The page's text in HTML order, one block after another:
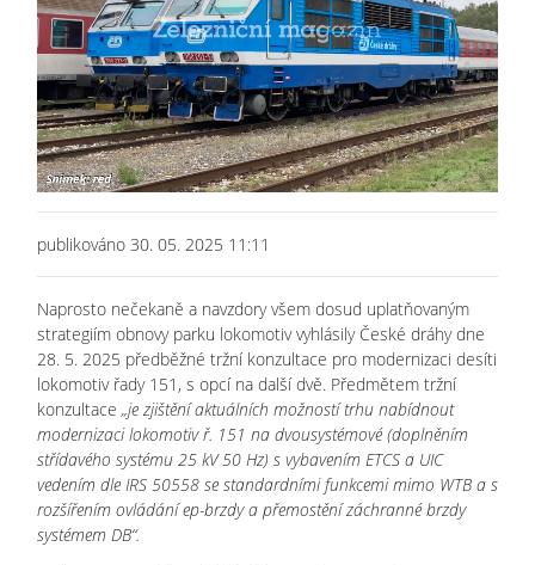
publikováno 30. 05. 2025 11:11
Naprosto nečekaně a navzdory všem dosud uplatňovaným
strategiím obnovy parku lokomotiv vyhlásily České dráhy dne
28. 5. 2025 předběžné tržní konzultace pro modernizaci desíti
lokomotiv řady 151, s opcí na další dvě. Předmětem tržní
konzultace „je zjištění aktuálních možností trhu nabídnout
modernizaci lokomotiv ř. 151 na dvousystémové (doplněním
střídavého systému 25 kV 50 Hz) s vybavením ETCS a UIC
vedením dle IRS 50558 se standardními funkcemi mimo WTB a s
rozšířením ovládání ep-brzdy a přemostění záchranné brzdy
systémem DB“.